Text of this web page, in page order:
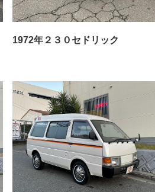
1972年２３０セドリック